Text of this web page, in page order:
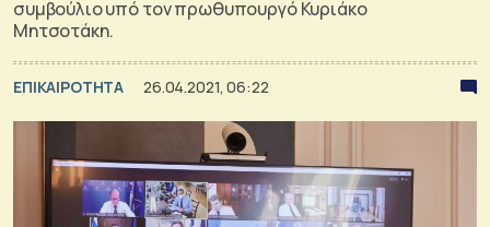
συμβούλιο υπό τον πρωθυπουργό Κυριάκο
Μητσοτάκη.
ΕΠΙΚΑΙΡΟΤΗΤΑ 26.04.2021, 06:22